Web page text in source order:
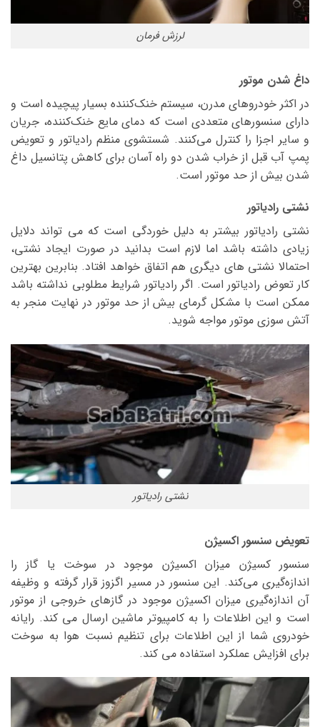
لرزش فرمان
داغ شدن موتور
در اکثر خودروهای مدرن، سیستم خنک‌کننده بسیار پیچیده است و
دارای سنسورهای متعددی است که دمای مایع خنک‌کننده، جریان
و سایر اجزا را کنترل می‌کنند. شستشوی منظم رادیاتور و تعویض
پمپ آب قبل از خراب شدن دو راه آسان برای کاهش پتانسیل داغ
شدن بیش از حد موتور است.
نشتی رادیاتور
نشتی رادیاتور بیشتر به دلیل خوردگی است که می تواند دلایل
زیادی داشته باشد اما لازم است بدانید در صورت ایجاد نشتی،
احتمالا نشتی های دیگری هم اتفاق خواهد افتاد. بنابرین بهترین
کار تعوض رادیاتور است. اگر رادیاتور شرایط مطلوبی نداشته باشد
ممکن است با مشکل گرمای بیش از حد موتور در نهایت منجر به
آتش سوزی موتور مواجه شوید.
نشتی رادیاتور
تعویض سنسور اکسیژن
سنسور کسیژن میزان اکسیژن موجود در سوخت یا گاز را
اندازه‌گیری می‌کند. این سنسور در مسیر اگزوز قرار گرفته و وظیفه
آن اندازه‌گیری میزان اکسیژن موجود در گازهای خروجی از موتور
است و این اطلاعات را به کامپیوتر ماشین ارسال می کند. رایانه
خودروی شما از این اطلاعات برای تنظیم نسبت هوا به سوخت
برای افزایش عملکرد استفاده می کند.